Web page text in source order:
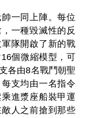
一同上陣。每位
一種毀滅性的反
隊開啟了新的戰
個微縮模型，可
各由8名戰鬥朝聖
支均由一名指令
進漿座船裝甲運
人之前搶到那些